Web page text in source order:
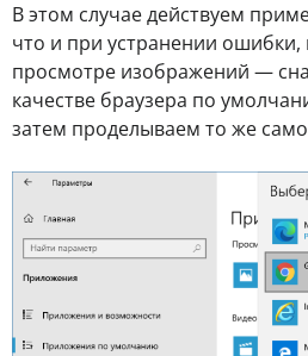
В этом случае действуем
что и при устранении
просмотре изображений —
качестве браузера по
затем проделываем то же